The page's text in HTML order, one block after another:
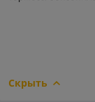
Скрыть